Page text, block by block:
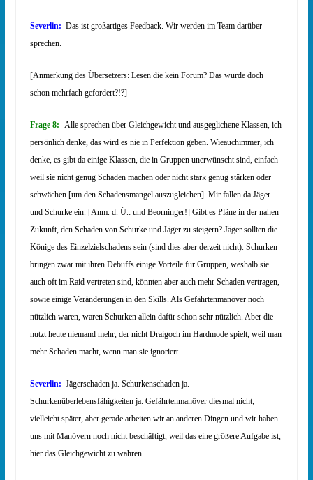
Severlin: Das ist großartiges Feedback. Wir werden im Team darüber
sprechen.
[Anmerkung des Übersetzers: Lesen die kein Forum? Das wurde doch
schon mehrfach gefordert?!?]
Frage 8: Alle sprechen über Gleichgewicht und ausgeglichene Klassen, ich
persönlich denke, das wird es nie in Perfektion geben. Wieauchimmer, ich
denke, es gibt da einige Klassen, die in Gruppen unerwünscht sind, einfach
weil sie nicht genug Schaden machen oder nicht stark genug stärken oder
schwächen [um den Schadensmangel auszugleichen]. Mir fallen da Jäger
und Schurke ein. [Anm. d. Ü.: und Beorninger!] Gibt es Pläne in der nahen
Zukunft, den Schaden von Schurke und Jäger zu steigern? Jäger sollten die
Könige des Einzelzielschadens sein (sind dies aber derzeit nicht). Schurken
bringen zwar mit ihren Debuffs einige Vorteile für Gruppen, weshalb sie
auch oft im Raid vertreten sind, könnten aber auch mehr Schaden vertragen,
sowie einige Veränderungen in den Skills. Als Gefährtenmanöver noch
nützlich waren, waren Schurken allein dafür schon sehr nützlich. Aber die
nutzt heute niemand mehr, der nicht Draigoch im Hardmode spielt, weil man
mehr Schaden macht, wenn man sie ignoriert.
Severlin: Jägerschaden ja. Schurkenschaden ja.
Schurkenüberlebensfähigkeiten ja. Gefährtenmanöver diesmal nicht;
vielleicht später, aber gerade arbeiten wir an anderen Dingen und wir haben
uns mit Manövern noch nicht beschäftigt, weil das eine größere Aufgabe ist,
hier das Gleichgewicht zu wahren.